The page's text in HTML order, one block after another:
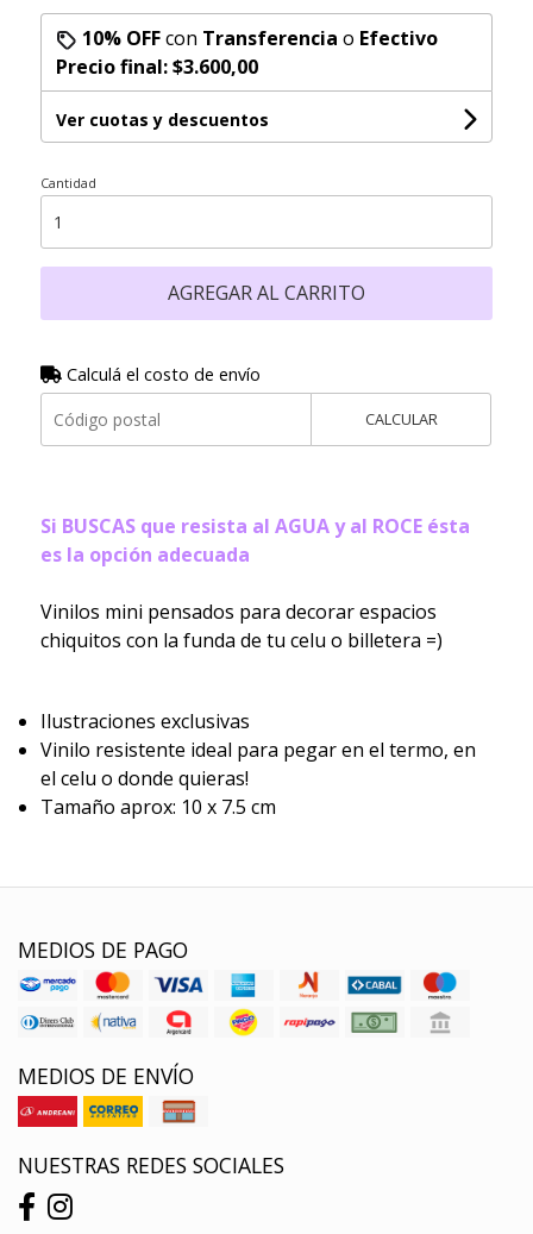
10% OFFcon Transferencia o Efectivo
Precio final:$3.600,00
Ver cuotas y descuentos
Cantidad
AGREGAR AL CARRITO
Calculá el costo de envío
CALCULAR
Si BUSCAS que resista al AGUA y al ROCE ésta
es la opción adecuada
Vinilos mini pensados para decorar espacios
chiquitos con la funda de tu celu o billetera =)
Ilustraciones exclusivas
Vinilo resistente ideal para pegar en el termo, en
el celu o donde quieras!
Tamaño aprox: 10 x 7.5 cm
MEDIOS DE PAGO
MEDIOS DE ENVÍO
NUESTRAS REDES SOCIALES